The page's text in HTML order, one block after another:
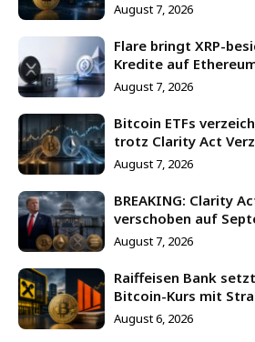
August 7, 2026
Flare bringt XRP-
Kredite auf
August 7, 2026
Bitcoin ETFs
trotz Clarity Act
August 7, 2026
BREAKING: Clarity
verschoben auf
August 7, 2026
Raiffeisen Bank
Bitcoin-Kurs mit
August 6, 2026